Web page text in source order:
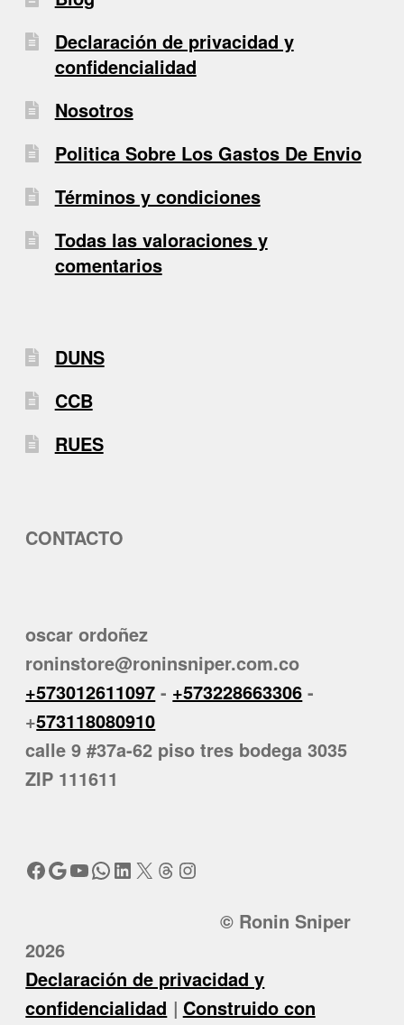
Declaración de privacidad y
confidencialidad
Nosotros
Politica Sobre Los Gastos De Envio
Términos y condiciones
Todas las valoraciones y
comentarios
DUNS
CCB
RUES
CONTACTO
oscar ordoñez
roninstore@roninsniper.com.co
+573012611097 - +573228663306 -
+573118080910
calle 9 #37a-62 piso tres bodega 3035
ZIP 111611
Facebook
Google
YouTube
WhatsApp
LinkedIn
X Threads
Instagram
© Ronin Sniper
2026
Declaración de privacidad y
confidencialidad
Construido con